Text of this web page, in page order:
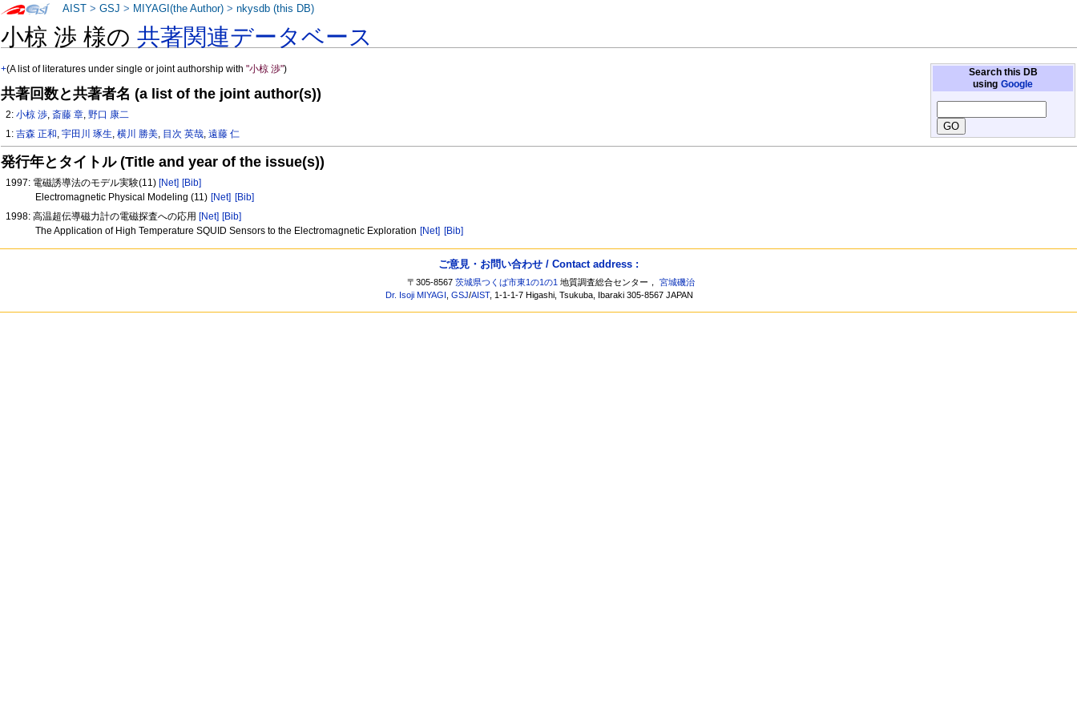
小椋 渉 様の共著関連データベース
Search this DB
using Google
+(A list of literatures under single or joint authorship with"小椋 渉")
共著回数と共著者名 (a list of the joint author(s))
2:小椋 渉,斎藤 章,野口 康二
1:吉森 正和,宇田川 琢生,横川 勝美, 目次 英哉,遠藤 仁
発行年とタイトル (Title and year of the issue(s))
1997: 電磁誘導法のモデル実験(11) [Net] [Bib]
Electromagnetic Physical Modeling (11) [Net] [Bib]
1998: 高温超伝導磁力計の電磁探査への応用 [Net] [Bib]
The Application of High Temperature SQUID Sensors to the Electromagnetic Exploration [Net] [Bib]
AIST >GSJ > MIYAGI(the Author) >nkysdb (this DB)
ご意見・お問い合わせ / Contact address :
〒305-8567茨城県つくば市東1の1の1 地質調査総合センター，宮城磯治
Dr. Isoji MIYAGI ,GSJ/AIST, 1-1-1-7 Higashi, Tsukuba, Ibaraki 305-8567 JAPAN